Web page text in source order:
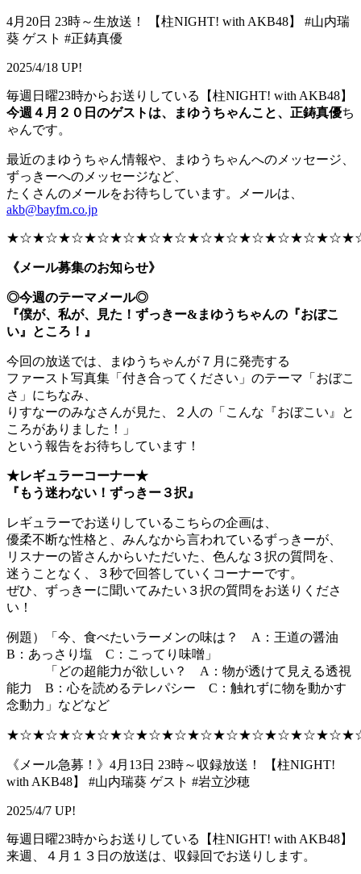
4月20日 23時～生放送！ 【柱NIGHT! with AKB48】 #山内瑞
葵 ゲスト #正鋳真優
2025/4/18 UP!
毎週日曜23時からお送りしている【柱NIGHT! with AKB48】
今週４月２０日のゲストは、まゆうちゃんこと、正鋳真優ち
ゃんです。
最近のまゆうちゃん情報や、まゆうちゃんへのメッセージ、
ずっきーへのメッセージなど、
たくさんのメールをお待ちしています。メールは、
akb@bayfm.co.jp
《メール募集のお知らせ》
◎今週のテーマメール◎
『僕が、私が、見た！ずっきー&まゆうちゃんの『おぼこ
い』ところ！』
今回の放送では、まゆうちゃんが７月に発売する
ファースト写真集「付き合ってください」のテーマ「おぼこ
さ」にちなみ、
りすなーのみなさんが見た、２人の「こんな『おぼこい』と
ころがありました！」
という報告をお待ちしています！
★レギュラーコーナー★
『もう迷わない！ずっきー３択』
レギュラーでお送りしているこちらの企画は、
優柔不断な性格と、みんなから言われているずっきーが、
リスナーの皆さんからいただいた、色んな３択の質問を、
迷うことなく、３秒で回答していくコーナーです。
ぜひ、ずっきーに聞いてみたい３択の質問をお送りくださ
い！
例題）「今、食べたいラーメンの味は？ A：王道の醤油
B：あっさり塩 C：こってり味噌」
「どの超能力が欲しい？ A：物が透けて見える透視
能力 B：心を読めるテレパシー C：触れずに物を動かす
念動力」などなど
《メール急募！》4月13日 23時～収録放送！ 【柱NIGHT!
with AKB48】 #山内瑞葵 ゲスト #岩立沙穂
2025/4/7 UP!
毎週日曜23時からお送りしている【柱NIGHT! with AKB48】
来週、４月１３日の放送は、収録回でお送りします。